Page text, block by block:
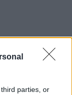
parties, or